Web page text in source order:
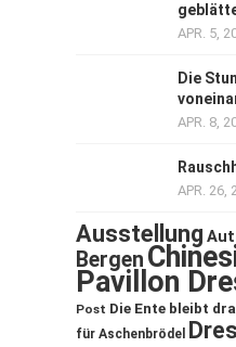
APR. 5,
Die
APR. 8,
APR. 26,
Ausstellung
Bergen
Pavillon
Post Die Ente bleibt
für Aschenbrödel